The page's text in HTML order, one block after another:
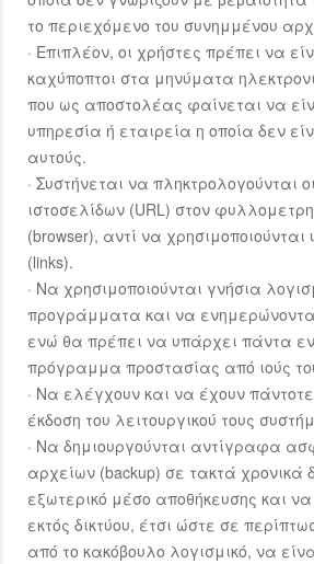
το περιεχόμενο του συνημμένου
· Επιπλέον, οι χρήστες πρέπει να
καχύποπτοι στα μηνύματα
που ως αποστολέας φαίνεται να
υπηρεσία ή εταιρεία η οποία δεν
αυτούς.
· Συστήνεται να πληκτρολογούνται
ιστοσελίδων (URL) στον
(browser), αντί να
(links).
· Να χρησιμοποιούνται γνήσια
προγράμματα και να
ενώ θα πρέπει να υπάρχει πάντα
πρόγραμμα προστασίας από ιούς
· Να ελέγχουν και να έχουν
έκδοση του λειτουργικού τους
· Να δημιουργούνται αντίγραφα
αρχείων (backup) σε τακτά χρονικά
εξωτερικό μέσο αποθήκευσης και να
εκτός δικτύου, έτσι ώστε σε
από το κακόβουλο λογισμικό, να